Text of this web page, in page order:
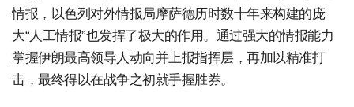
情报，以色列对外情报局摩萨德历时数十年来构建的庞
大“人工情报”也发挥了极大的作用。通过强大的情报能力
掌握伊朗最高领导人动向并上报指挥层，再加以精准打
击，最终得以在战争之初就手握胜券。